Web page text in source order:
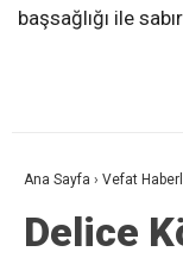
başsağlığı ile
Ana Sayfa › Vefat
Delice